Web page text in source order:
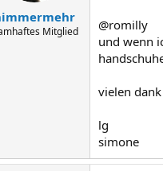
Mitglied
@romilly
und wenn
vielen
lg
simone